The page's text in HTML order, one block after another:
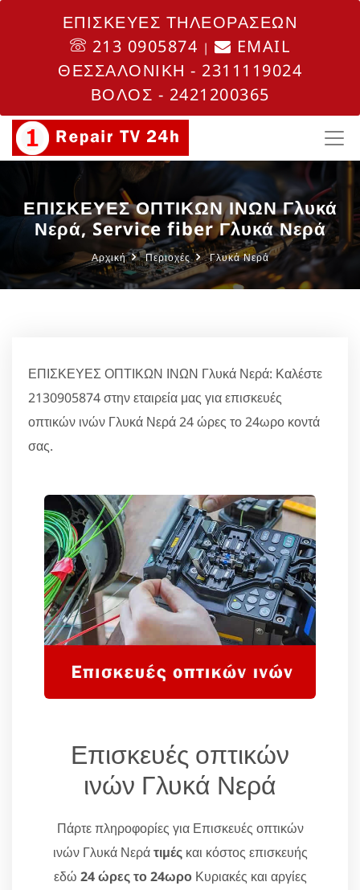
ΕΠΙΣΚΕΥΕΣ ΤΗΛΕΟΡΑΣΕΩΝ
213 0905874 |
EMAIL
ΘΕΣΣΑΛΟΝΙΚΗ - 2311119024
ΒΟΛΟΣ - 2421200365
ΕΠΙΣΚΕΥΕΣ ΟΠΤΙΚΩΝ ΙΝΩΝ Γλυκά
Νερά, Service fiber Γλυκά Νερά
Αρχική Περιοχές Γλυκά Νερά
ΕΠΙΣΚΕΥΕΣ ΟΠΤΙΚΩΝ ΙΝΩΝ Γλυκά Νερά: Καλέστε
2130905874 στην εταιρεία μας για επισκευές
οπτικών ινών Γλυκά Νερά 24 ώρες το 24ωρο κοντά
σας.
Επισκευές οπτικών
ινών Γλυκά Νερά
Πάρτε πληροφορίες για Επισκευές οπτικών
ινών Γλυκά Νεράτιμέςκαι κόστος επισκευής
εδώ 24 ώρες το 24ωροΚυριακές και αργίες